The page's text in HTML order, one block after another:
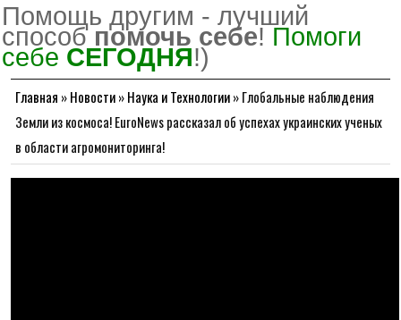
Помощь другим - лучший
способ помочь себе! Помоги
себе СЕГОДНЯ!)
Главная »Новости»Наука и Технологии»Глобальные наблюдения
Земли из космоса! EuroNews рассказал об успехах украинских ученых
в области агромониторинга!